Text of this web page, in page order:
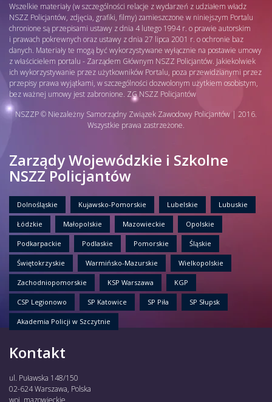
Wszelkie materiały (w szczególności relacje z wydarzeń z udziałem władz
NSZZ Policjantów, zdjęcia, grafiki, filmy) zamieszczone w niniejszym Portalu
chronione są przepisami ustawy z dnia 4 lutego 1994 r. o prawie autorskim
i prawach pokrewnych oraz ustawy z dnia 27 lipca 2001 r. o ochronie baz
danych. Materiały te mogą być wykorzystywane wyłącznie na postawie umowy
z właścicielem portalu - Zarządem Głównym NSZZ Policjantów. Jakiekolwiek
ich wykorzystywanie przez użytkowników Portalu, poza przewidzianymi przez
przepisy prawa wyjątkami, w szczególności dozwolonym użytkiem osobistym,
bez ważnej umowy jest zabronione. ZG NSZZ Policjantów
NSZZP © Niezależny Samorządny Związek Zawodowy Policjantów | 2016.
Wszystkie prawa zastrzeżone.
Zarządy Wojewódzkie i Szkolne
NSZZ Policjantów
Dolnośląskie Kujawsko-Pomorskie Lubelskie Lubuskie
Łódzkie Małopolskie Mazowieckie Opolskie
Podkarpackie Podlaskie Pomorskie Śląskie
Świętokrzyskie Warmińsko-Mazurskie Wielkopolskie
Zachodniopomorskie KSP Warszawa KGP
CSP Legionowo SP Katowice SP Piła SP Słupsk
Akademia Policji w Szczytnie
Kontakt
ul. Puławska 148/150
02-624 Warszawa, Polska